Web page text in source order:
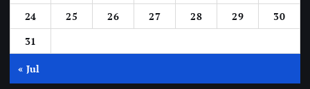
24
25 26 27 28 29
30
31
« Jul